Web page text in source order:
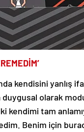
kendisini yanlış
olarak
kendimi tam
Benim için